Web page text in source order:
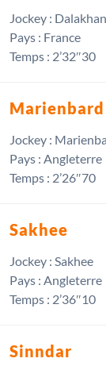
Jockey :
Pays : France
Temps : 2’32″30
Marienbard
Jockey :
Pays : Angleterre
Temps : 2’26″70
Sakhee
Jockey : Sakhee
Pays : Angleterre
Temps : 2’36″10
Sinndar